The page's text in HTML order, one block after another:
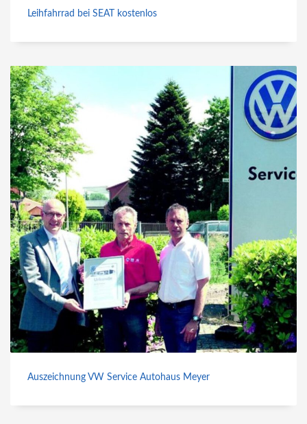
Leihfahrrad bei SEAT kostenlos
Auszeichnung VW Service Autohaus Meyer